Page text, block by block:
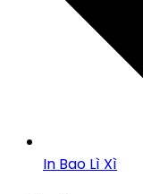
In Bao Lì Xì